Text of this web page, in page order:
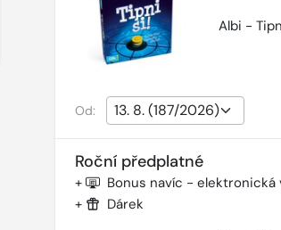
Albi -
Od:
Roční předplatné
+ Bonus navíc - elektronická
+
Dárek